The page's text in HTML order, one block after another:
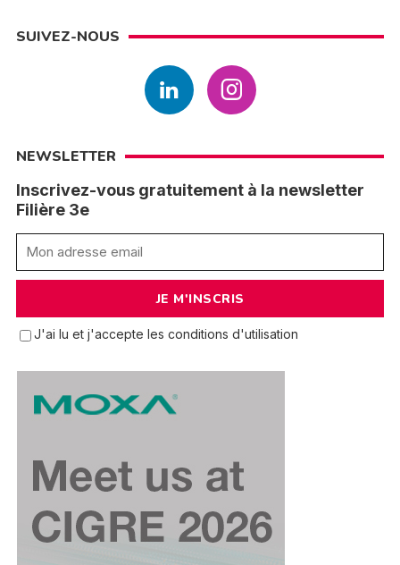
SUIVEZ-NOUS
NEWSLETTER
Inscrivez-vous gratuitement à la newsletter
Filière 3e
J'ai lu et j'accepte les conditions d'utilisation